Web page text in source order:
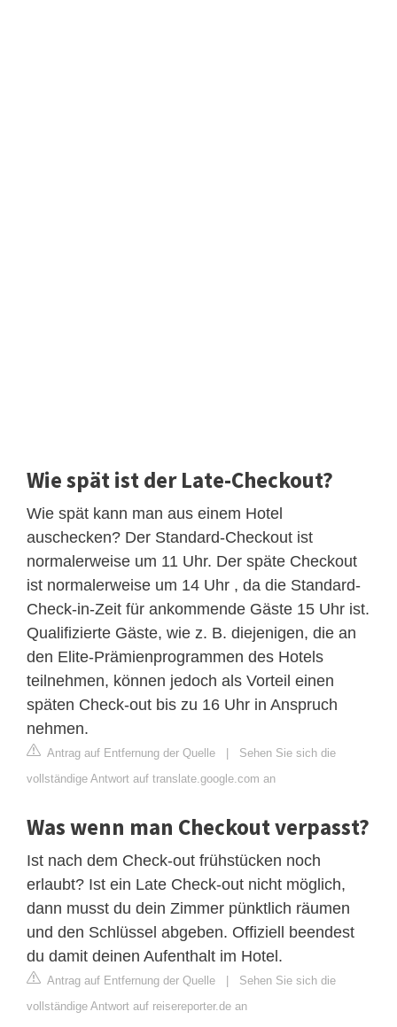
Wie spät ist der Late-Checkout?
Wie spät kann man aus einem Hotel
auschecken? Der Standard-Checkout ist
normalerweise um 11 Uhr. Der späte Checkout
ist normalerweise um 14 Uhr , da die Standard-
Check-in-Zeit für ankommende Gäste 15 Uhr ist.
Qualifizierte Gäste, wie z. B. diejenigen, die an
den Elite-Prämienprogrammen des Hotels
teilnehmen, können jedoch als Vorteil einen
späten Check-out bis zu 16 Uhr in Anspruch
nehmen.
Antrag auf Entfernung der Quelle | Sehen Sie sich die
vollständige Antwort auf translate.google.com an
Was wenn man Checkout verpasst?
Ist nach dem Check-out frühstücken noch
erlaubt? Ist ein Late Check-out nicht möglich,
dann musst du dein Zimmer pünktlich räumen
und den Schlüssel abgeben. Offiziell beendest
du damit deinen Aufenthalt im Hotel.
Antrag auf Entfernung der Quelle | Sehen Sie sich die
vollständige Antwort auf reisereporter.de an